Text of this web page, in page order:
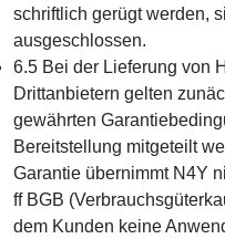
schriftlich gerügt werden,
ausgeschlossen.
6.5 Bei der Lieferung von
Drittanbietern gelten
gewährten
Bereitstellung mitgeteilt
Garantie übernimmt N4Y
ff BGB
dem Kunden keine